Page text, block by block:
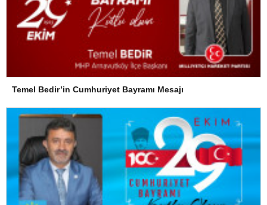
Temel Bedir’in Cumhuriyet Bayramı Mesajı